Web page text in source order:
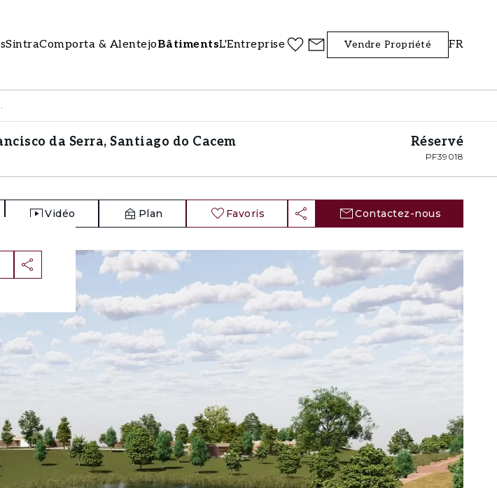
SintraComporta & AlentejoBâtimentsL'Entreprise Vendre Propriété FR
SANTIAGO DO CACEM
da Serra, Santiago do Cacem Réservé
PF39018
Vidéo Plan Favoris Contactez-nous